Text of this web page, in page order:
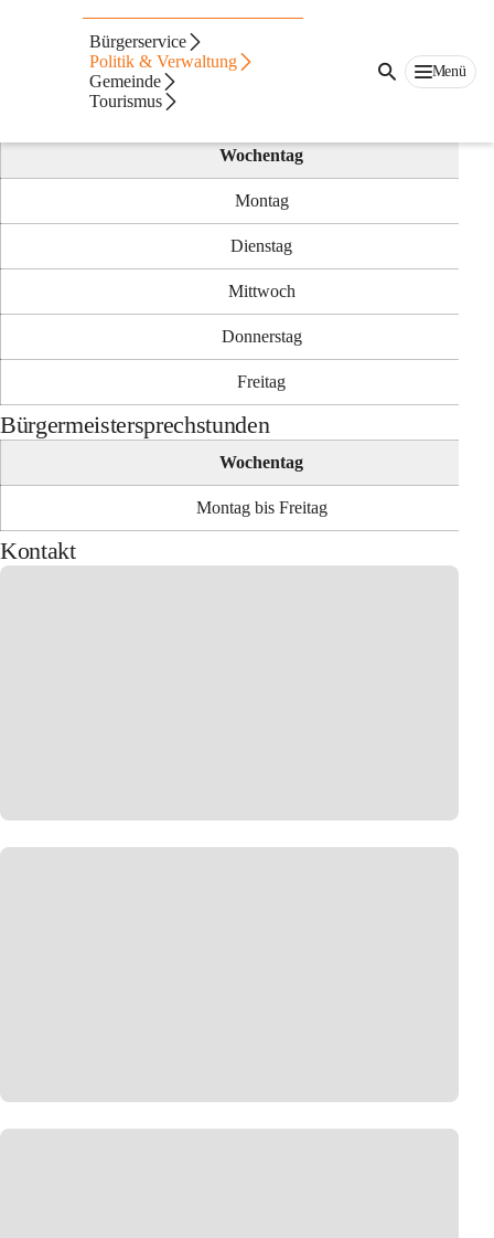
Bürgerservice
Politik & Verwaltung
Gemeinde
Tourismus
Menü
Parteienverkehr
Parteienverkehr und Kassastunden
Wochentag
Montag
Dienstag
Mittwoch
Donnerstag
Freitag
Bürgermeistersprechstunden
Wochentag
Montag bis Freitag
Kontakt